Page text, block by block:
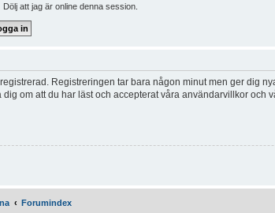
Dölj att jag är online denna session.
Registreringen tar bara någon minut men ger dig
om att du har läst och accepterat våra användarvillkor
Forumindex